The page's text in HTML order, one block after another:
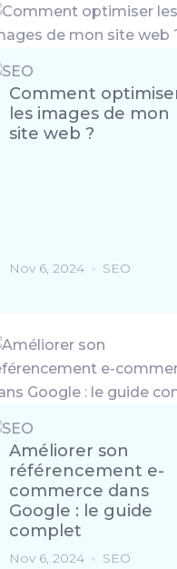
Comment
les images de mon
site web ?
Nov 6, 2024 SEO
Améliorer son
référencement e-
commerce dans
Google : le guide
complet
Nov 6, 2024 SEO